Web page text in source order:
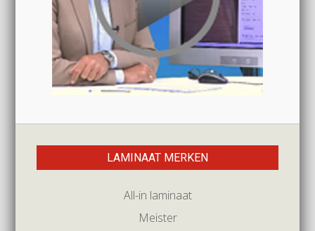
LAMINAAT MERKEN
All-in laminaat
Meister